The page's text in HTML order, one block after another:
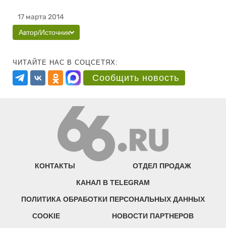
17 марта 2014
Автор/Источник
ЧИТАЙТЕ НАС В СОЦСЕТЯХ:
Сообщить новость
КОНТАКТЫ ОТДЕЛ ПРОДАЖ
КАНАЛ В TELEGRAM
ПОЛИТИКА ОБРАБОТКИ ПЕРСОНАЛЬНЫХ ДАННЫХ
COOKIE НОВОСТИ ПАРТНЕРОВ